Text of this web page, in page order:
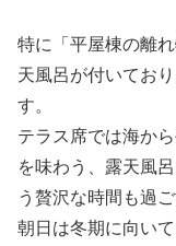
特に「平屋棟の離
天風呂が付いてお
す。
テラス席では海か
を味わう、露天風
う贅沢な時間も過
朝日は冬期に向い